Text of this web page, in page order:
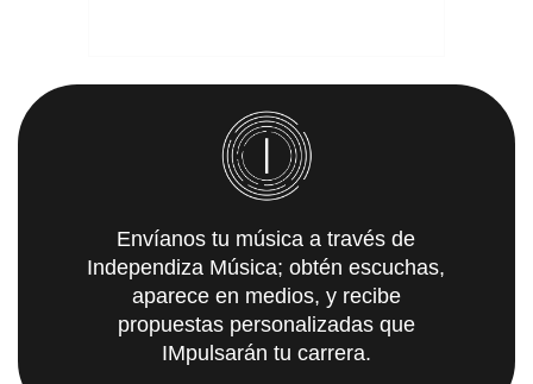
Envíanos tu música a través de
Independiza Música; obtén escuchas,
aparece en medios, y recibe
propuestas personalizadas que
IMpulsarán tu carrera.